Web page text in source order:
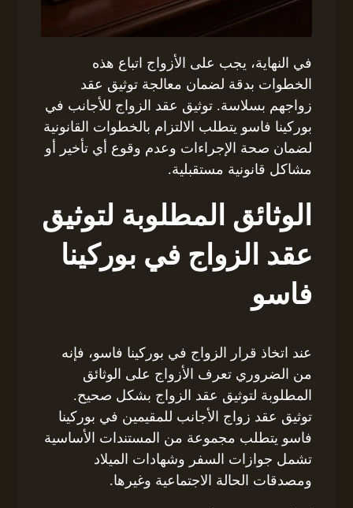
في النهاية، يجب على الأزواج اتباع هذه
الخطوات بدقة لضمان معالجة توثيق عقد
زواجهم بسلاسة. توثيق عقد الزواج للأجانب في
بوركينا فاسو يتطلب الالتزام بالخطوات القانونية
لضمان صحة الإجراءات وعدم وقوع أي تأخير أو
مشاكل قانونية مستقبلية.
الوثائق المطلوبة لتوثيق
عقد الزواج في بوركينا
فاسو
عند اتخاذ قرار الزواج في بوركينا فاسو، فإنه
من الضروري تعرف الأزواج على الوثائق
المطلوبة لتوثيق عقد الزواج بشكل صحيح.
توثيق عقد زواج الأجانب للمقيمين في بوركينا
فاسو يتطلب مجموعة من المستندات الأساسية
تشمل جوازات السفر وشهادات الميلاد
ومصدقات الحالة الاجتماعية وغيرها.